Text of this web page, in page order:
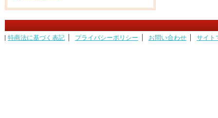
特商法に基づく表記 プライバシーポリシー お問い合わせ サイト